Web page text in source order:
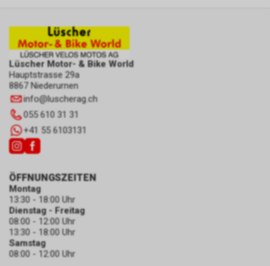
Lüscher Motor- & Bike World
Hauptstrasse 29a
8867 Niederurnen
info@luscherag.ch
055 610 31 31
+41 55 6103131
ÖFFNUNGSZEITEN
Montag
13:30 - 18:00 Uhr
Dienstag - Freitag
08:00 - 12:00 Uhr
13:30 - 18:00 Uhr
Samstag
08:00 - 12:00 Uhr